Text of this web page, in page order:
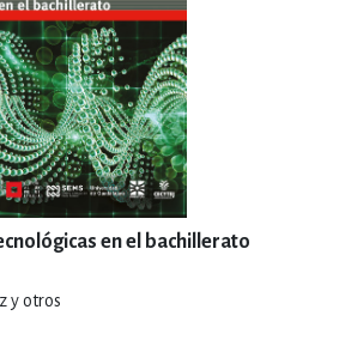
en el bachillerato
y otros